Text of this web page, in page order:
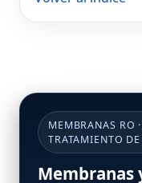
MEMBRANAS RO
TRATAMIENTO
Membranas